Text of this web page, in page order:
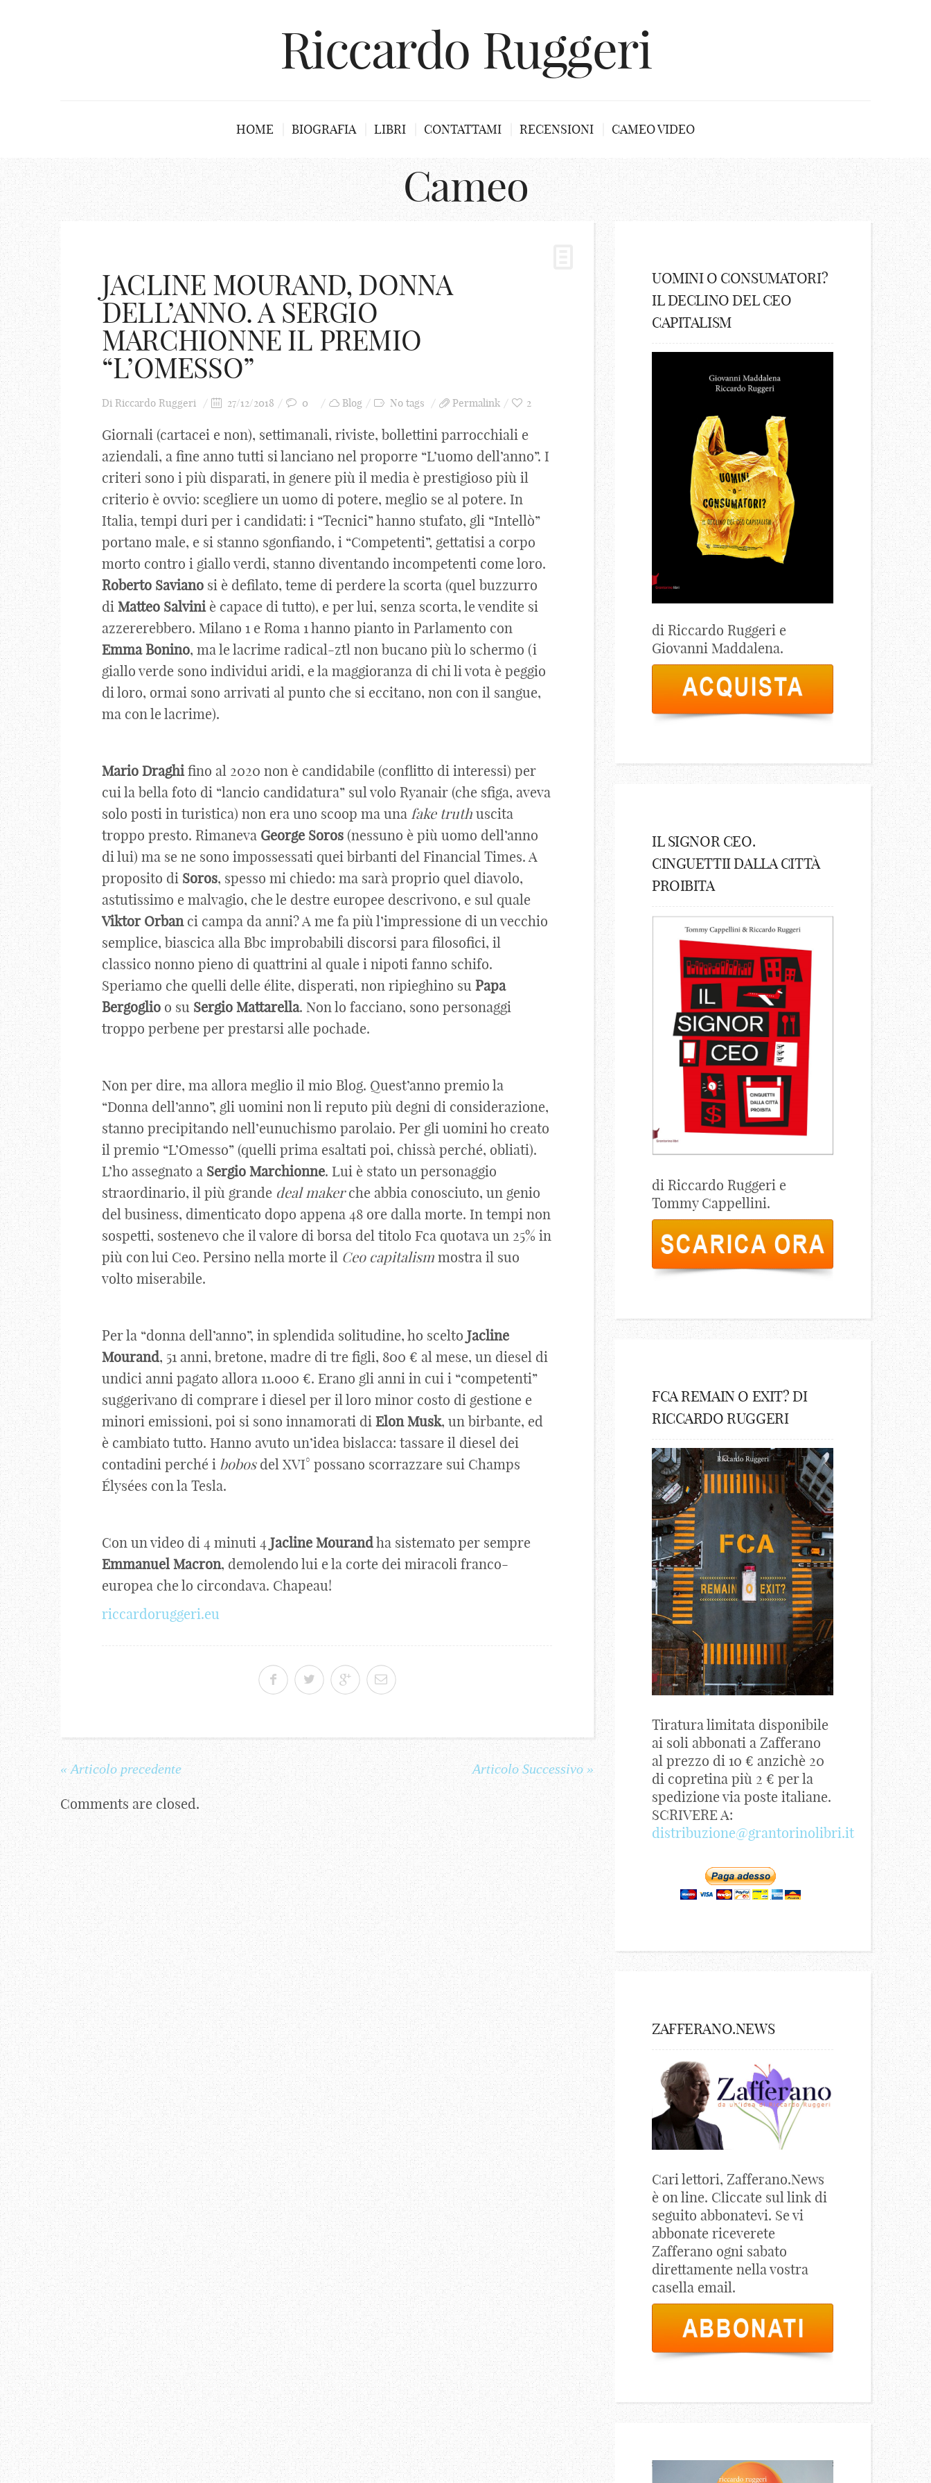
Riccardo Ruggeri
HOME BIOGRAFIA LIBRI CONTATTAMI RECENSIONI CAMEO VIDEO
Cameo
JACLINE MOURAND, DONNA
DELL’ANNO. A SERGIO
MARCHIONNE IL PREMIO
“L’OMESSO”
Di Riccardo Ruggeri 27/12/2018 0 Blog No tags Permalink 2
Giornali (cartacei e non), settimanali, riviste, bollettini parrocchiali e
aziendali, a fine anno tutti si lanciano nel proporre “L’uomo dell’anno”. I
criteri sono i più disparati, in genere più il media è prestigioso più il
criterio è ovvio: scegliere un uomo di potere, meglio se al potere. In
Italia, tempi duri per i candidati: i “Tecnici” hanno stufato, gli “Intellò”
portano male, e si stanno sgonfiando, i “Competenti”, gettatisi a corpo
morto contro i giallo verdi, stanno diventando incompetenti come loro.
Roberto Saviano si è defilato, teme di perdere la scorta (quel buzzurro
di Matteo Salviniè capace di tutto), e per lui, senza scorta, le vendite si
azzererebbero. Milano 1 e Roma 1 hanno pianto in Parlamento con
Emma Bonino, ma le lacrime radical-ztl non bucano più lo schermo (i
giallo verde sono individui aridi, e la maggioranza di chi li vota è peggio
di loro, ormai sono arrivati al punto che si eccitano, non con il sangue,
ma con le lacrime).
Mario Draghifino al 2020 non è candidabile (conflitto di interessi) per
cui la bella foto di “lancio candidatura” sul volo Ryanair (che sfiga, aveva
solo posti in turistica) non era uno scoop ma una fake truth uscita
troppo presto. Rimaneva George Soros (nessuno è più uomo dell’anno
di lui) ma se ne sono impossessati quei birbanti del Financial Times. A
proposito di Soros, spesso mi chiedo: ma sarà proprio quel diavolo,
astutissimo e malvagio, che le destre europee descrivono, e sul quale
Viktor Orbanci campa da anni? A me fa più l’impressione di un vecchio
semplice, biascica alla Bbc improbabili discorsi para filosofici, il
classico nonno pieno di quattrini al quale i nipoti fanno schifo.
Speriamo che quelli delle élite, disperati, non ripieghino su Papa
Bergoglio o su Sergio Mattarella. Non lo facciano, sono personaggi
troppo perbene per prestarsi alle pochade.
Non per dire, ma allora meglio il mio Blog. Quest’anno premio la
“Donna dell’anno”, gli uomini non li reputo più degni di considerazione,
stanno precipitando nell’eunuchismo parolaio. Per gli uomini ho creato
il premio “L’Omesso” (quelli prima esaltati poi, chissà perché, obliati).
L’ho assegnato a Sergio Marchionne. Lui è stato un personaggio
straordinario, il più grande deal makerche abbia conosciuto, un genio
del business, dimenticato dopo appena 48 ore dalla morte. In tempi non
sospetti, sostenevo che il valore di borsa del titolo Fca quotava un 25% in
più con lui Ceo. Persino nella morte il Ceo capitalism mostra il suo
volto miserabile.
Per la “donna dell’anno”, in splendida solitudine, ho scelto Jacline
Mourand, 51 anni, bretone, madre di tre figli, 800 € al mese, un diesel di
undici anni pagato allora 11.000 €. Erano gli anni in cui i “competenti”
suggerivano di comprare i diesel per il loro minor costo di gestione e
minori emissioni, poi si sono innamorati di Elon Musk, un birbante, ed
è cambiato tutto. Hanno avuto un’idea bislacca: tassare il diesel dei
contadini perché i bobosdel XVI° possano scorrazzare sui Champs
Élysées con la Tesla.
Con un video di 4 minuti 4 Jacline Mourandha sistemato per sempre
Emmanuel Macron, demolendo lui e la corte dei miracoli franco-
europea che lo circondava. Chapeau!
riccardoruggeri.eu
« Articolo precedente Articolo Successivo »
Comments are closed.
UOMINI O CONSUMATORI?
IL DECLINO DEL CEO
CAPITALISM
di Riccardo Ruggeri e
Giovanni Maddalena.
IL SIGNOR CEO.
CINGUETTII DALLA CITTÀ
PROIBITA
di Riccardo Ruggeri e
Tommy Cappellini.
FCA REMAIN O EXIT? DI
RICCARDO RUGGERI
Tiratura limitata disponibile
ai soli abbonati a Zafferano
al prezzo di 10 € anzichè 20
di copretina più 2 € per la
spedizione via poste italiane.
SCRIVERE A:
distribuzione@grantorinolibri.it
ZAFFERANO.NEWS
Cari lettori, Zafferano.News
è on line. Cliccate sul link di
seguito abbonatevi. Se vi
abbonate riceverete
Zafferano ogni sabato
direttamente nella vostra
casella email.